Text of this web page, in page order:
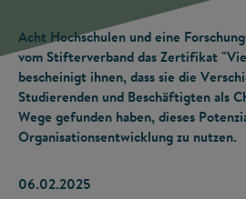
Acht Hochschulen und eine
vom Stifterverband das Zertifikat
bescheinigt ihnen, dass sie die
Studierenden und Beschäftigten als
Wege gefunden haben, dieses
Organisationsentwicklung zu nutzen.
06.02.2025